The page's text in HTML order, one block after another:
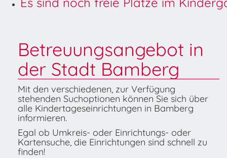
Betreuungsangebot in
der Stadt Bamberg
Mit den verschiedenen, zur Verfügung
stehenden Suchoptionen können Sie sich über
alle Kindertageseinrichtungen in Bamberg
informieren.
Egal ob Umkreis- oder Einrichtungs- oder
Kartensuche, die Einrichtungen sind schnell zu
finden!